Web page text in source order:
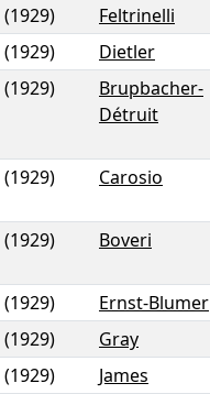
(1929)
Feltrinelli
(1929)
Dietler
(1929)
Brupbacher-
Détruit
(1929) Carosio
(1929)
Boveri
(1929) Ernst-Blumer
(1929)
Gray
(1929)
James